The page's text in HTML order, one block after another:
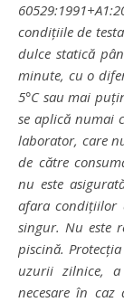
condițiile de
dulce statică
minute, cu o
5°C sau mai
se aplică numai
laborator, care
de către
nu este
afara condițiilor
singur. Nu este
piscină.
uzurii zilnice, a
necesare în caz